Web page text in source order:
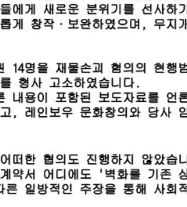
涼感運動毛巾-繽紛派對
NT$480